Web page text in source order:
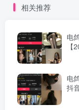
相关推荐
电
【
电
抖